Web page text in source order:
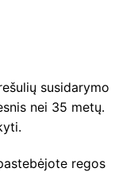
susidarymo
nei 35 metų.
regos